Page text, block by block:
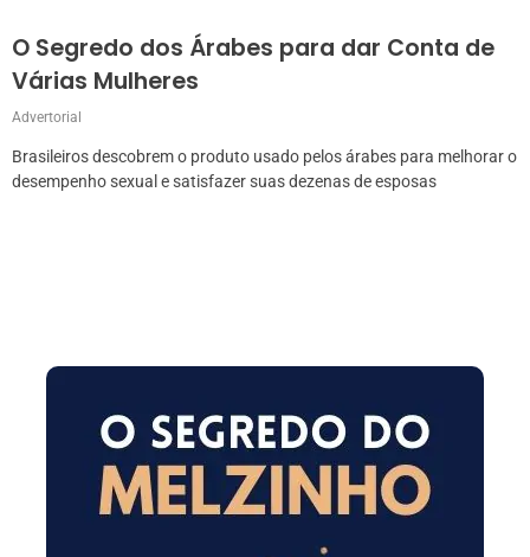
O Segredo dos Árabes para dar Conta de
Várias Mulheres
Advertorial
Brasileiros descobrem o produto usado pelos árabes para melhorar o
desempenho sexual e satisfazer suas dezenas de esposas